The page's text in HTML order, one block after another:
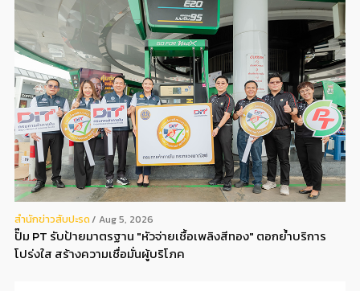
สํานักข่าวสับปะรด Aug 5, 2026
ปั๊ม PT รับป้ายมาตรฐาน "หัวจ่ายเชื้อเพลิงสีทอง" ตอกย้ำบริการ
โปร่งใส สร้างความเชื่อมั่นผู้บริโภค